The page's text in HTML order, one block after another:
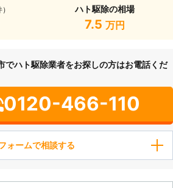
ハト駆除の相場
7.5 万円
でハト駆除業者をお探しの方はお電話くだ
0120-466-110
ォームで相談する